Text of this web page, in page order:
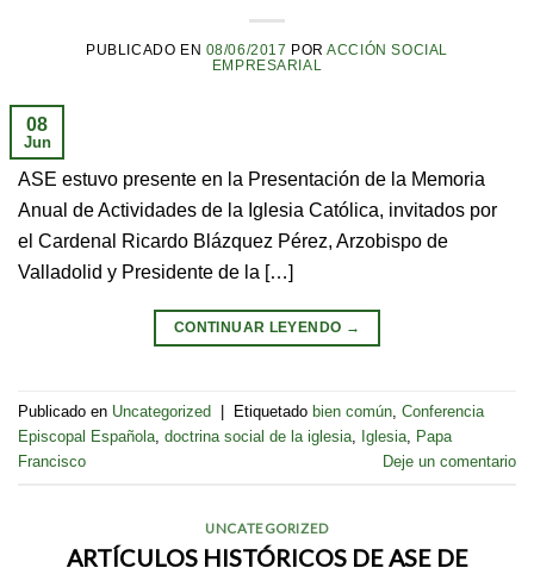
PUBLICADO EN 08/06/2017 PORACCIÓN SOCIAL
EMPRESARIAL
08
Jun
ASE estuvo presente en la Presentación de la Memoria
Anual de Actividades de la Iglesia Católica, invitados por
el Cardenal Ricardo Blázquez Pérez, Arzobispo de
Valladolid y Presidente de la […]
CONTINUAR LEYENDO →
Publicado en Uncategorized Etiquetado bien común, Conferencia
Episcopal Española, doctrina social de la iglesia, Iglesia, Papa
Francisco
Deje un comentario
UNCATEGORIZED
ARTÍCULOS HISTÓRICOS DE ASE DE